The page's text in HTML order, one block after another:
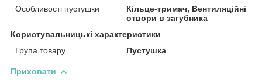
Особливості пустушки
Кільце-тримач, Вентиляційні
отвори в загубника
Користувальницькі характеристики
Група товару
Пустушка
Приховати